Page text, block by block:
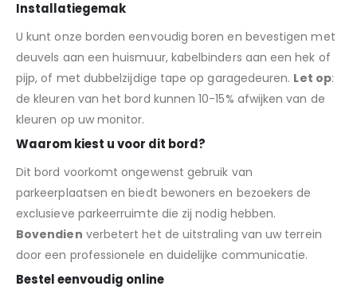
Installatiegemak
U kunt onze borden eenvoudig boren en bevestigen met
deuvels aan een huismuur, kabelbinders aan een hek of
pijp, of met dubbelzijdige tape op garagedeuren. Let op:
de kleuren van het bord kunnen 10-15% afwijken van de
kleuren op uw monitor.
Waarom kiest u voor dit bord?
Dit bord voorkomt ongewenst gebruik van
parkeerplaatsen en biedt bewoners en bezoekers de
exclusieve parkeerruimte die zij nodig hebben.
Bovendien verbetert het de uitstraling van uw terrein
door een professionele en duidelijke communicatie.
Bestel eenvoudig online